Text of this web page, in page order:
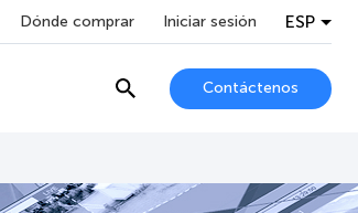
Dónde comprar Iniciar sesión ESP
Contáctenos